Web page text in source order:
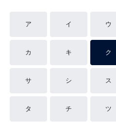
ア イ ウ
カ キ ク
サ シ ス
タ チ ツ